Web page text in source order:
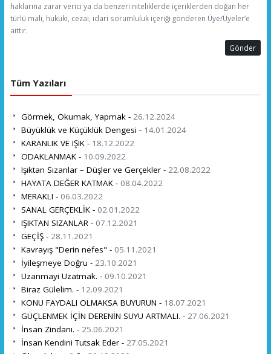
haklarına zarar verici ya da benzeri niteliklerde içeriklerden doğan her
türlü mali, hukuki, cezai, idari sorumluluk içeriği gönderen Üye/Üyeler’e
aittir.
Gönder
Tüm Yazıları
Görmek, Okumak, Yapmak - 26.12.2024
Büyüklük ve Küçüklük Dengesi - 14.01.2024
KARANLIK VE IŞIK - 18.12.2022
ODAKLANMAK - 10.09.2022
Işıktan Sızanlar – Düşler ve Gerçekler - 22.08.2022
HAYATA DEĞER KATMAK - 08.04.2022
MERAKLI - 06.03.2022
SANAL GERÇEKLİK - 02.01.2022
IŞIKTAN SIZANLAR - 07.12.2021
GEÇİŞ - 28.11.2021
Kavrayış "Derin nefes" - 05.11.2021
İyileşmeye Doğru - 23.10.2021
Uzanmayi Uzatmak. - 09.10.2021
Biraz Gülelim. - 12.09.2021
KONU FAYDALI OLMAKSA BUYURUN - 18.07.2021
GÜÇLENMEK İÇİN DERENİN SUYU ARTMALI. - 27.06.2021
İnsan Zindanı. - 25.06.2021
İnsan Kendini Tutsak Eder - 27.05.2021